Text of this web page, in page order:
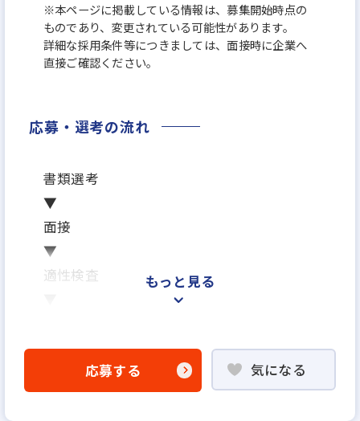
※本ページに掲載している情報は、募集開始時点の
ものであり、変更されている可能性があります。
詳細な採用条件等につきましては、面接時に企業へ
直接ご確認ください。
応募・選考の流れ
書類選考
▼
面接
▼
適性検査
※面接は場合により2回になる可能性がござ
※ご応募から内定までの期間は、2週間～1ヶ
もっと見る
応募する 気になる